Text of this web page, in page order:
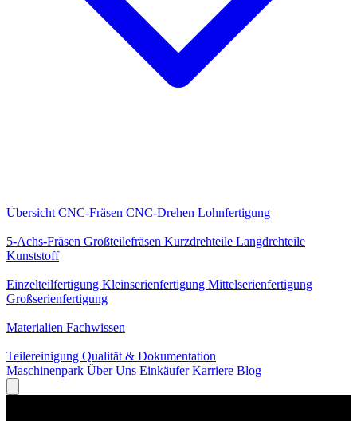
Übersicht CNC-Fräsen CNC-Drehen Lohnfertigung
5-Achs-Fräsen Großteilefräsen Kurzdrehteile Langdrehteile
Kunststoff
Einzelteilfertigung Kleinserienfertigung Mittelserienfertigung
Großserienfertigung
Materialien Fachwissen
Teilereinigung Qualität & Dokumentation
Maschinenpark Über Uns EinkäuferKarriere Blog